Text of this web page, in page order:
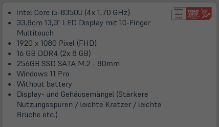
Tab)
Intel Core i5-8350U (4x 1,70 GHz)
33,8cm 13,3" LED Display mit 10-Finger
Multitouch
1920 x 1080 Pixel (FHD)
16 GB DDR4 (2x 8 GB)
256GB SSD SATA M.2 - 80mm
Windows 11 Pro
Without battery
Display- und Gehäusemängel (Stärkere
Nutzungsspuren / leichte Kratzer / leichte
Brüche etc.)